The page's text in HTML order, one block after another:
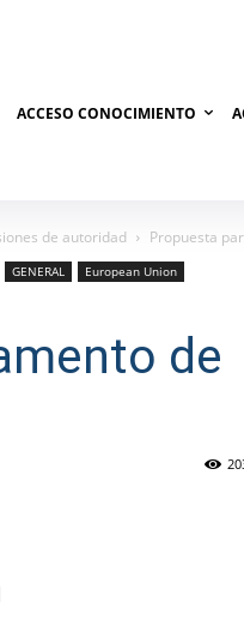
ACCESO CONOCIMIENTO
de autoridad Propuesta
GENERAL
European Union
de